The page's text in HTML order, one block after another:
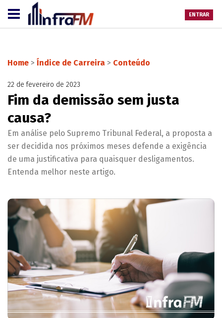
ENTRAR
Home > Índice de Carreira > Conteúdo
22 de fevereiro de 2023
Fim da demissão sem justa
causa?
Em análise pelo Supremo Tribunal Federal, a proposta a
ser decidida nos próximos meses defende a exigência
de uma justificativa para quaisquer desligamentos.
Entenda melhor neste artigo.